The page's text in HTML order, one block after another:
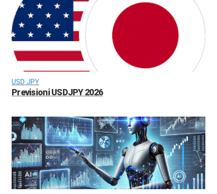
USD JPY
Previsioni USDJPY 2026